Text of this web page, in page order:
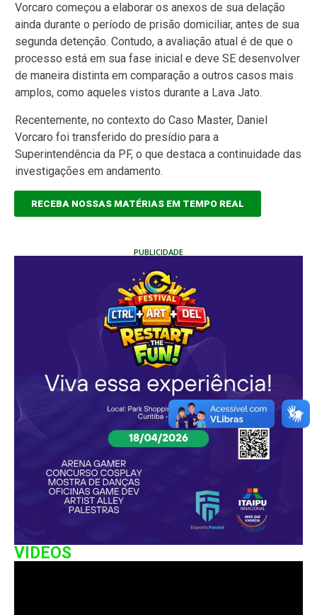
Vorcaro começou a elaborar os anexos de sua delação
ainda durante o período de prisão domiciliar, antes de sua
segunda detenção. Contudo, a avaliação atual é de que o
processo está em sua fase inicial e deve SE desenvolver
de maneira distinta em comparação a outros casos mais
amplos, como aqueles vistos durante a Lava Jato.
Recentemente, no contexto do Caso Master, Daniel
Vorcaro foi transferido do presídio para a
Superintendência da PF, o que destaca a continuidade das
investigações em andamento.
RECEBA NOSSAS MATÉRIAS EM TEMPO REAL
PUBLICIDADE
VIDEOS